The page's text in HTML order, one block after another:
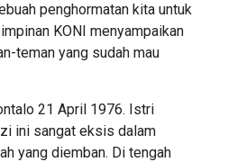
penghormatan kita untuk
KONI menyampaikan
teman yang sudah mau
21 April 1976. Istri
ini sangat eksis dalam
yang diemban. Di tengah